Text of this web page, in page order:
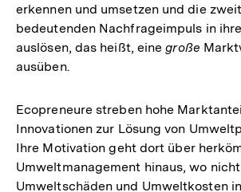
erkennen und umsetzen und die
bedeutenden Nachfrageimpuls in
auslösen, das heißt, einegroße
ausüben.
Ecopreneure streben hohe
Innovationen zur Lösung von
Ihre Motivation geht dort über
Umweltmanagement hinaus, wo
Umweltschäden und Umweltkosten